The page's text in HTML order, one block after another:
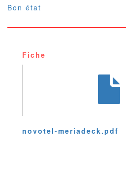
Bon état
Fiche
novotel-meriadeck.pdf